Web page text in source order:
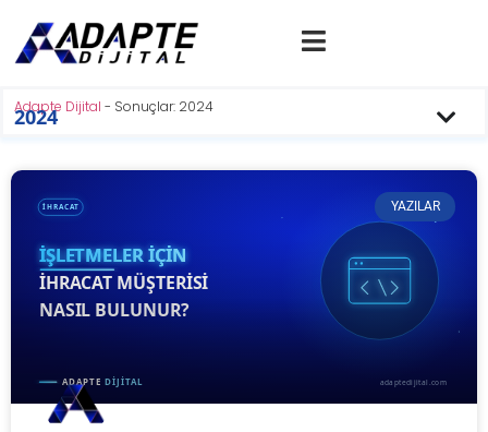
Adapte Dijital - Sonuçlar: 2024
2024
YAZILAR